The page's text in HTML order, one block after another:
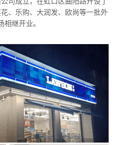
、乐购、大润发、欧尚等一批外
相继开业。